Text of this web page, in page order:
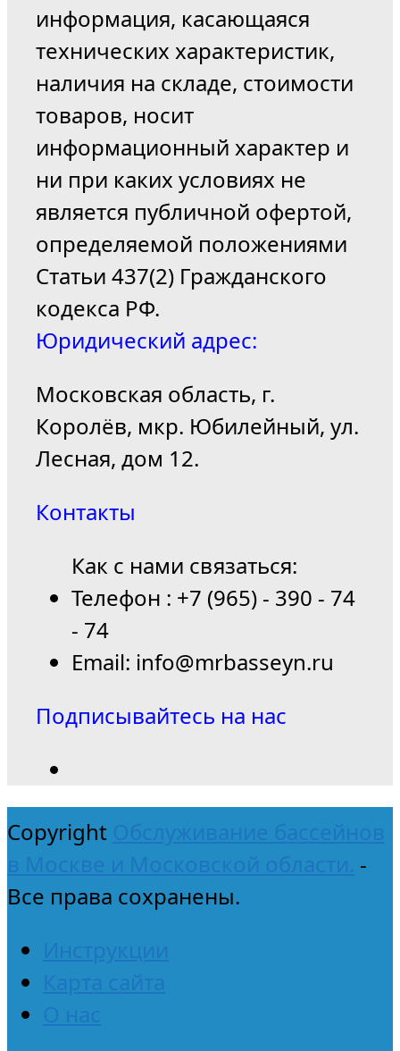
информация, касающаяся
технических характеристик,
наличия на складе, стоимости
товаров, носит
информационный характер и
ни при каких условиях не
является публичной офертой,
определяемой положениями
Статьи 437(2) Гражданского
кодекса РФ.
Юридический адрес:
Московская область, г.
Королёв, мкр. Юбилейный, ул.
Лесная, дом 12.
Контакты
Как с нами связаться:
Телефон : +7 (965) - 390 - 74
- 74
Email: info@mrbasseyn.ru
Подписывайтесь на нас
Copyright Обслуживание бассейнов
в Москве и Московской области. -
Все права сохранены.
Инструкции
Карта сайта
О нас